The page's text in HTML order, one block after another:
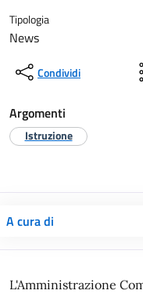
Tipologia
News
Condividi
Argomenti
Istruzione
A cura di
L'Amministrazione